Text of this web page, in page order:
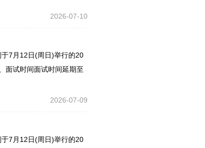
2026-07-10
7月12日(周日)举行的20
面试时间面试时间延期至
2026-07-09
7月12日(周日)举行的20